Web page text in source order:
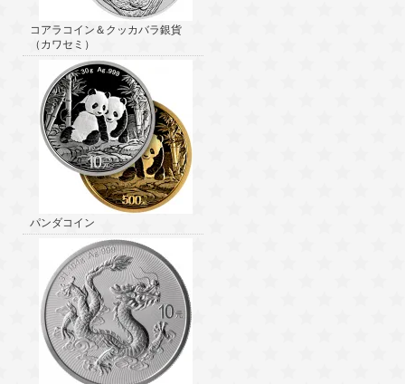
コアラコイン＆クッカバラ銀貨
（カワセミ）
パンダコイン